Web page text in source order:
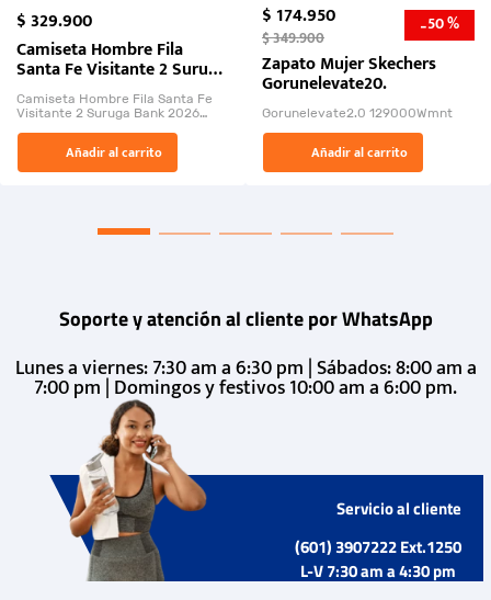
$329.900
Camiseta Hombre Fila
Santa Fe Visitante 2 Suruga
Bank 2026
Camiseta Hombre Fila Santa Fe
Visitante 2 Suruga Bank 2026
El Rugido del Sol Naciente:
“Primeros para la Et...
Añadir al carrito
$174.950
$349.900 -50 %
Zapato Mujer Skechers
Gorunelevate20.
Gorunelevate2.0 129000Wmnt
Añadir al carrito
Soporte y atención al cliente por WhatsApp
Lunes a viernes: 7:30 am a 6:30 pm | Sábados: 8:00 am a
7:00 pm | Domingos y festivos 10:00 am a 6:00 pm.
Servicio al cliente
(601) 3907222 Ext.1250
L-V 7:30 am a 4:30 pm